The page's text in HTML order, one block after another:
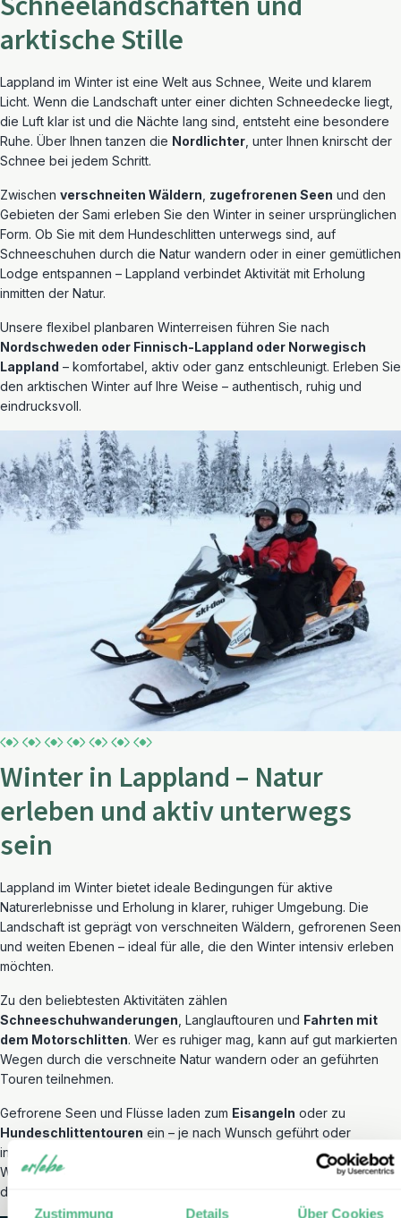
Zustimmung Details Über Cookies
arktische Stille
Lappland im Winter ist eine Welt aus Schnee, Weite und klarem
Licht. Wenn die Landschaft unter einer dichten Schneedecke liegt,
die Luft klar ist und die Nächte lang sind, entsteht eine besondere
Ruhe. Über Ihnen tanzen die Nordlichter , unter Ihnen knirscht der
Schnee bei jedem Schritt.
Zwischen verschneiten Wäldern zugefrorenen Seen und den
Gebieten der Sami erleben Sie den Winter in seiner ursprünglichen
Form. Ob Sie mit dem Hundeschlitten unterwegs sind, auf
Schneeschuhen durch die Natur wandern oder in einer gemütlichen
Lodge entspannen – Lappland verbindet Aktivität mit Erholung
inmitten der Natur.
Unsere flexibel planbaren Winterreisen führen Sie nach
Nordschweden oder Finnisch-Lappland oder Norwegisch
Lappland – komfortabel, aktiv oder ganz entschleunigt. Erleben Sie
den arktischen Winter auf Ihre Weise – authentisch, ruhig und
eindrucksvoll.
Winter in Lappland – Natur
erleben und aktiv unterwegs
sein
Lappland im Winter bietet ideale Bedingungen für aktive
Naturerlebnisse und Erholung in klarer, ruhiger Umgebung. Die
Landschaft ist geprägt von verschneiten Wäldern, gefrorenen Seen
und weiten Ebenen – ideal für alle, die den Winter intensiv erleben
möchten.
Zu den beliebtesten Aktivitäten zählen
Schneeschuhwanderungen , Langlauftouren und Fahrten mit
dem Motorschlitten. Wer es ruhiger mag, kann auf gut markierten
Wegen durch die verschneite Natur wandern oder an geführten
Touren teilnehmen.
Gefrorene Seen und Flüsse laden zum Eisangeln oder zu
Hundeschlittentouren ein – je nach Wunsch geführt oder
individuell. Besonders reizvoll sind die weniger erschlossenen
Wildnisgebiete rund um den Polarkreis, wo Sie dem Winter abseits
der bekannten Routen begegnen.